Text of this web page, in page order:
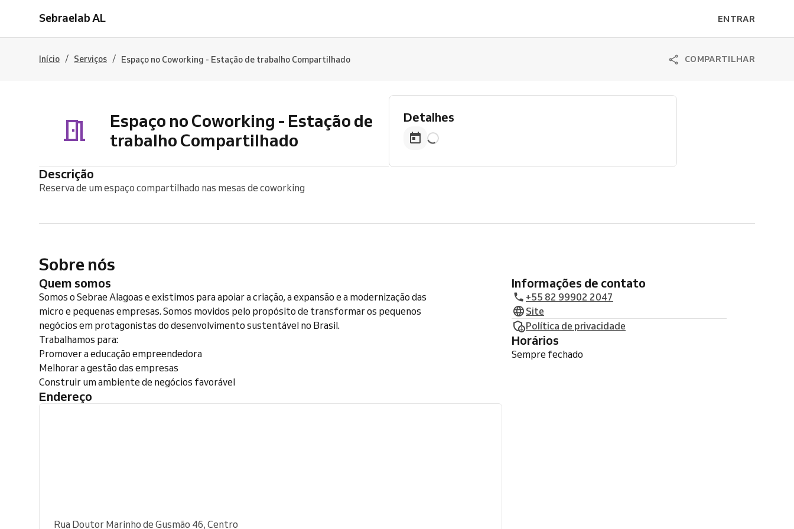
Sebraelab AL ENTRAR
Início / Serviços / Espaço no Coworking - Estação de trabalho Compartilhado COMPARTILHAR
Espaço no Coworking - Estação de
trabalho Compartilhado
Descrição
Reserva de um espaço compartilhado nas mesas de coworking
Detalhes
Sobre nós
Quem somos
Somos o Sebrae Alagoas e existimos para apoiar a criação, a expansão e a modernização das
micro e pequenas empresas. Somos movidos pelo propósito de transformar os pequenos
negócios em protagonistas do desenvolvimento sustentável no Brasil.
Trabalhamos para:
Promover a educação empreendedora
Melhorar a gestão das empresas
Construir um ambiente de negócios favorável
Endereço
Rua Doutor Marinho de Gusmão 46, Centro
Informações de contato
+55 82 99902 2047
Site
Política de privacidade
Horários
Sempre fechado